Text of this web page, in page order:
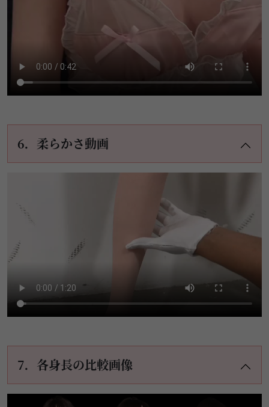
6．柔らかさ動画
7．各身長の比較画像